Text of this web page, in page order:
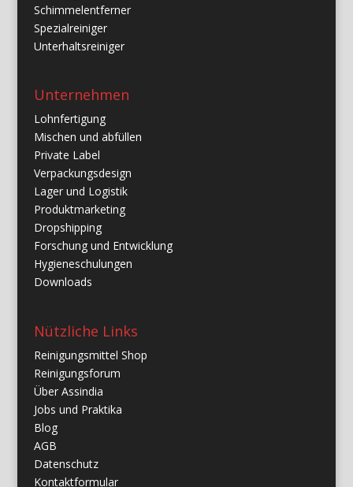
Schimmelentferner
Spezialreiniger
Unterhaltsreiniger
Unternehmen
Lohnfertigung
Mischen und abfüllen
Private Label
Verpackungsdesign
Lager und Logistik
Produktmarketing
Dropshipping
Forschung und Entwicklung
Hygieneschulungen
Downloads
Nützliche Links
Reinigungsmittel Shop
Reinigungsforum
Über Assindia
Jobs und Praktika
Blog
AGB
Datenschutz
Kontaktformular